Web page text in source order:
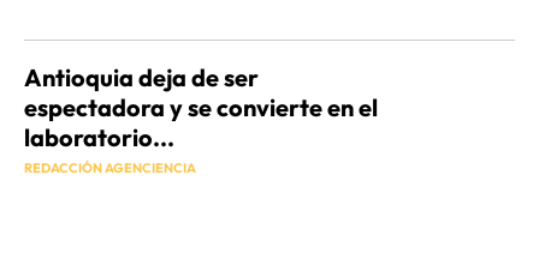
Antioquia deja de ser
espectadora y se convierte en el
laboratorio...
REDACCIÓN AGENCIENCIA